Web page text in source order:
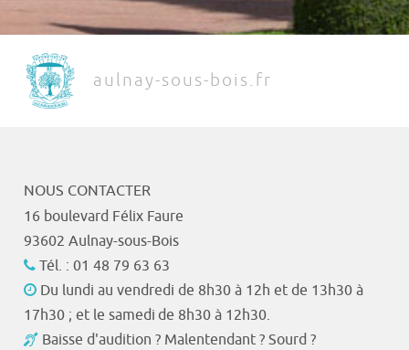
aulnay-sous-bois.fr
NOUS CONTACTER
16 boulevard Félix Faure
93602 Aulnay-sous-Bois
Tél. : 01 48 79 63 63
Du lundi au vendredi de 8h30 à 12h et de 13h30 à
17h30 ; et le samedi de 8h30 à 12h30.
Baisse d'audition ? Malentendant ? Sourd ?